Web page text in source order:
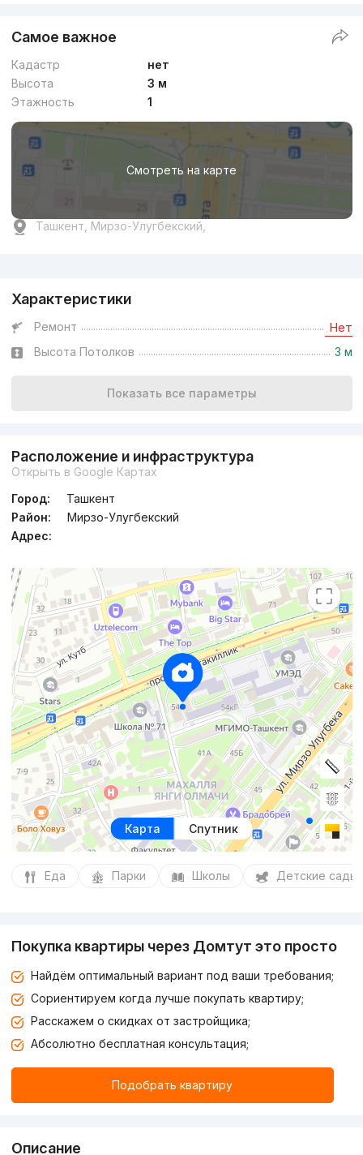
Самое важное
Кадастр
нет
Высота
3 м
Этажность
1
Смотреть на карте
Ташкент, Мирзо-Улугбекский,
Характеристики
Ремонт Нет
Высота Потолков 3 м
Показать все параметры
Расположение и инфраструктура
Открыть в Google Картах
Город:
Ташкент
Район:
Мирзо-Улугбекский
Адрес:
Карта Спутник
Еда Парки Школы Детские сады
Покупка квартиры через Домтут это просто
Найдём оптимальный вариант под ваши требования;
Сориентируем когда лучше покупать квартиру;
Расскажем о скидках от застройщика;
Абсолютно бесплатная консультация;
Подобрать квартиру
Описание